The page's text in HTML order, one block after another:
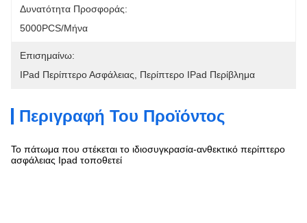
Δυνατότητα Προσφοράς:
5000PCS/μήνα
Επισημαίνω:
IPad Περίπτερο Ασφάλειας
Περίπτερο IPad Περίβλημα
Περιγραφή Του Προϊόντος
Το πάτωμα που στέκεται το ιδιοσυγκρασία-ανθεκτικό περίπτερο
ασφάλειας Ipad τοποθετεί